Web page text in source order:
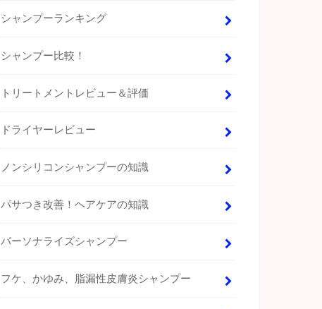
シャンプーランキング
シャンプー比較！
トリートメントレビュー＆評価
ドライヤーレビュー
ノンシリコンシャンプーの知識
パサつき改善！ヘアケアの知識
パーソナライズシャンプー
フケ、かゆみ、脂漏性皮膚炎シャンプー